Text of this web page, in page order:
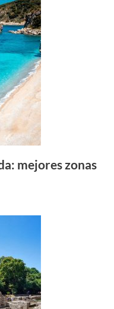
mejores zonas